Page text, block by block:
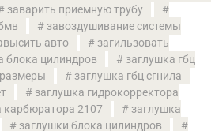
заварить приемную трубу
завоздушивание системы
авто
загильзовать
блока цилиндров
заглушка гбц
заглушка гбц сгнила
заглушка гидрокорректора
карбюратора 2107
заглушка
заглушки блока цилиндров